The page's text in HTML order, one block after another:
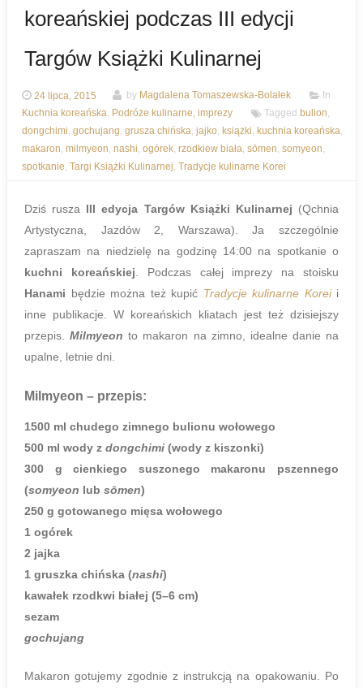
koreańskiej podczas III edycji
Targów Książki Kulinarnej
24 lipca, 2015 by Magdalena Tomaszewska-Bolałek
In
Kuchnia koreańska, Podróże kulinarne, imprezy Tagged bulion,
dongchimi, gochujang, grusza chińska, jajko, książki, kuchnia koreańska,
makaron, milmyeon, nashi, ogórek, rzodkiew biała, sōmen, somyeon,
spotkanie, Targi Książki Kulinarnej, Tradycje kulinarne Korei
Dziś rusza III edycja Targów Książki Kulinarnej (Qchnia
Artystyczna, Jazdów 2, Warszawa). Ja szczególnie
zapraszam na niedzielę na godzinę 14:00 na spotkanie o
kuchni koreańskiej . Podczas całej imprezy na stoisku
Hanami będzie można też kupić Tradycje kulinarne Koreii
inne publikacje. W koreańskich kliatach jest też dzisiejszy
przepis.Milmyeon to makaron na zimno, idealne danie na
upalne, letnie dni.
Milmyeon – przepis:
1500 ml chudego zimnego bulionu wołowego
500 ml wody z dongchimi (wody z kiszonki)
300 g cienkiego suszonego makaronu pszennego
(somyeon lub sōmen)
250 g gotowanego mięsa wołowego
1 ogórek
2 jajka
1 gruszka chińska (nashi)
kawałek rzodkwi białej (5–6 cm)
sezam
gochujang
Makaron gotujemy zgodnie z instrukcją na opakowaniu. Po